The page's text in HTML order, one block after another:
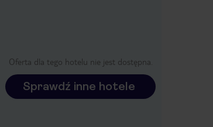
Oferta dla tego hotelu nie jest dostępna.
Sprawdź inne hotele